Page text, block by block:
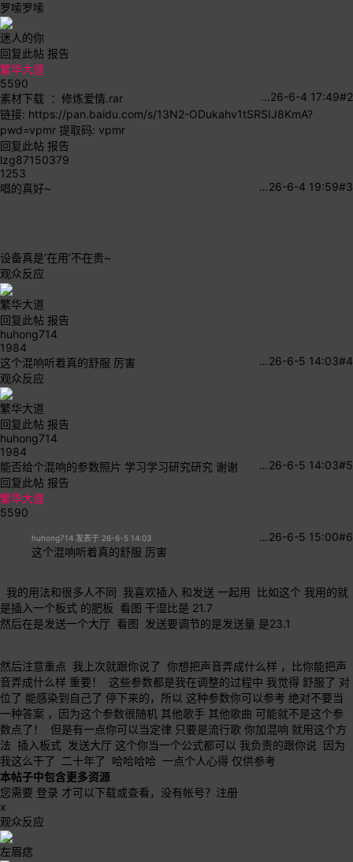
罗嗦罗嗦
迷人的你
回复此帖 报告
繁华大道
5590
#2
26-6-4 17:49
…
素材下载 ：修炼爱情.rar
链接: https://pan.baidu.com/s/13N2-ODukahv1tSRSIJ8KmA?
pwd=vpmr 提取码: vpmr
回复此帖 报告
lzg87150379
1253
#3
26-6-4 19:59
…
唱的真好~
设备真是‘在用’不在贵~
观众反应
繁华大道
回复此帖 报告
huhong714
1984
#4
26-6-5 14:03
…
这个混响听着真的舒服 厉害
观众反应
繁华大道
回复此帖 报告
huhong714
1984
#5
26-6-5 14:03
…
能否给个混响的参数照片 学习学习研究研究 谢谢
回复此帖 报告
繁华大道
5590
#6
26-6-5 15:00
…
huhong714 发表于 26-6-5 14:03
这个混响听着真的舒服 厉害
我的用法和很多人不同 我喜欢插入 和发送 一起用 比如这个 我用的就
是插入一个板式 的肥板 看图 干湿比是 21.7
然后在是发送一个大厅 看图 发送要调节的是发送量 是23.1
然后注意重点 我上次就跟你说了 你想把声音弄成什么样 ，比你能把声
音弄成什么样 重要！ 这些参数都是我在调整的过程中 我觉得 舒服了 对
位了 能感染到自己了 停下来的，所以 这种参数你可以参考 绝对不要当
一种答案 ，因为这个参数很随机 其他歌手 其他歌曲 可能就不是这个参
数点了！ 但是有一点你可以当定律 只要是流行歌 你加混响 就用这个方
法 插入板式 发送大厅 这个你当一个公式都可以 我负责的跟你说 因为
我这么干了 二十年了 哈哈哈哈 一点个人心得 仅供参考
本帖子中包含更多资源
您需要 登录 才可以下载或查看，没有帐号？ 注册
x
观众反应
左眉痣